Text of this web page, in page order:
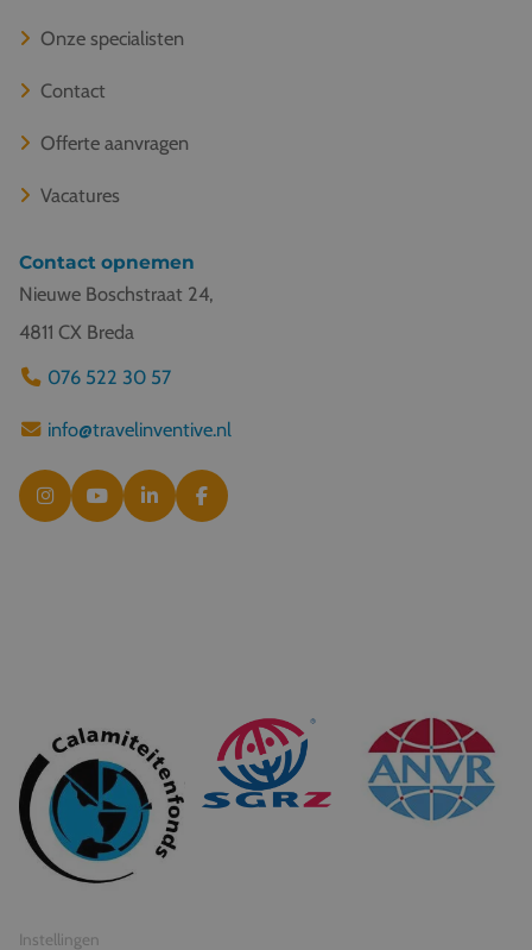
Onze specialisten
Contact
Offerte aanvragen
Vacatures
Contact opnemen
Nieuwe Boschstraat 24,
4811 CX Breda
076 522 30 57
info@travelinventive.nl
© 2026 Travel Inventive
Algemene voorwaarden
Privacy statement
Instellingen